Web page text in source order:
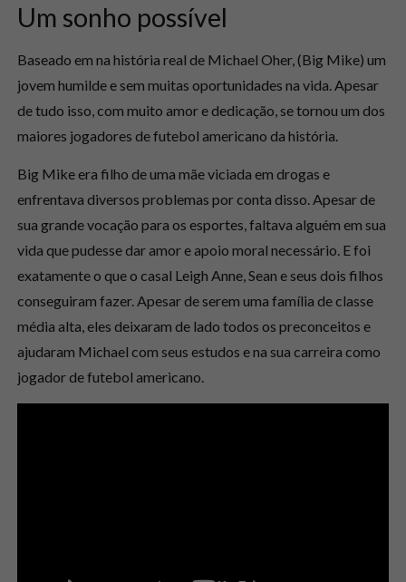
Um sonho possível
Baseado em na história real de Michael Oher, (Big Mike) um
jovem humilde e sem muitas oportunidades na vida. Apesar
de tudo isso, com muito amor e dedicação, se tornou um dos
maiores jogadores de futebol americano da história.
Big Mike era filho de uma mãe viciada em drogas e
enfrentava diversos problemas por conta disso. Apesar de
sua grande vocação para os esportes, faltava alguém em sua
vida que pudesse dar amor e apoio moral necessário. E foi
exatamente o que o casal Leigh Anne, Sean e seus dois filhos
conseguiram fazer. Apesar de serem uma família de classe
média alta, eles deixaram de lado todos os preconceitos e
ajudaram Michael com seus estudos e na sua carreira como
jogador de futebol americano.